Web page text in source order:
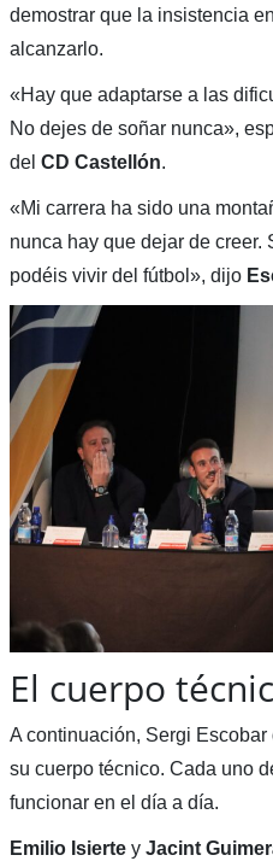
demostrar que la insistencia
alcanzarlo.
«Hay que adaptarse a las
No dejes de soñar nunca»,
del CD Castellón.
«Mi carrera ha sido una
nunca hay que dejar de creer.
podéis vivir del fútbol», dijo
El cuerpo
A continuación, Sergi
su cuerpo técnico. Cada uno
funcionar en el día a día.
Emilio Isierte y Jacint